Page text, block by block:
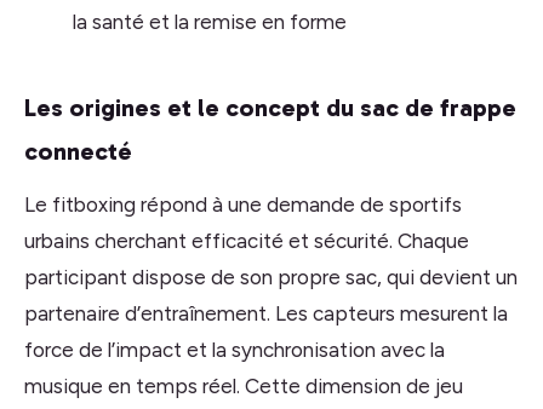
la santé et la remise en forme
Les origines et le concept du sac de frappe
connecté
Le fitboxing répond à une demande de sportifs
urbains cherchant efficacité et sécurité. Chaque
participant dispose de son propre sac, qui devient un
partenaire d’entraînement. Les capteurs mesurent la
force de l’impact et la synchronisation avec la
musique en temps réel. Cette dimension de jeu